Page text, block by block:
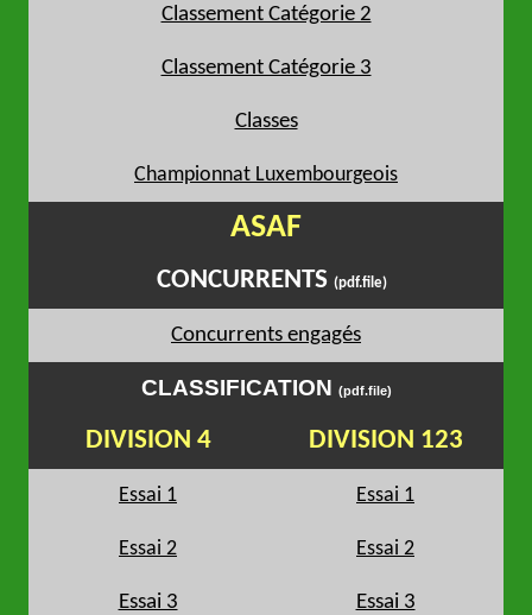
Classement Catégorie 2
Classement Catégorie 3
Classes
Championnat Luxembourgeois
ASAF
CONCURRENTS (pdf.file)
Concurrents engagés
CLASSIFICATION (pdf.file)
DIVISION 4 DIVISION 123
Essai 1 Essai 1
Essai 2 Essai 2
Essai 3 Essai 3